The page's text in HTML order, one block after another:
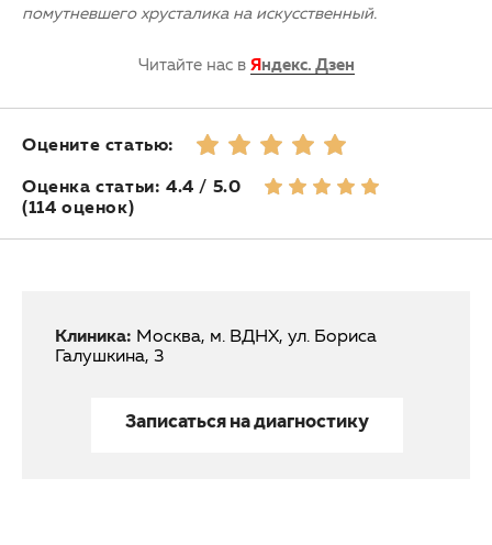
помутневшего хрусталика на искусственный.
Читайте нас в Яндекс. Дзен
Оцените статью:
Оценка статьи: 4.4 / 5.0
(114 оценок)
Клиника: Москва, м. ВДНХ, ул. Бориса
Галушкина, 3
Записаться на диагностику